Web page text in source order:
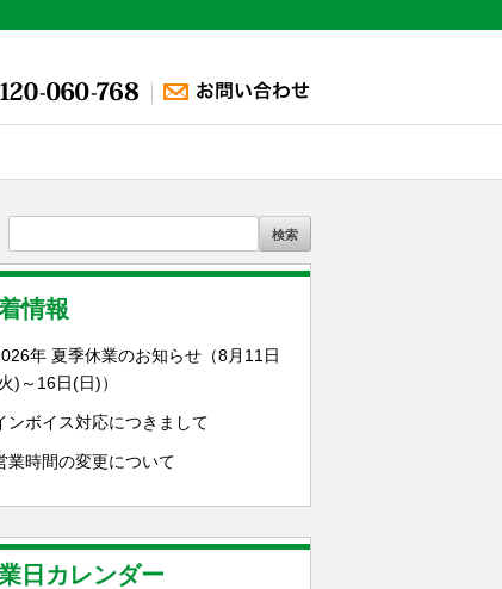
情報
年 夏季休業のお知らせ（8月11日
)～16日(日)）
ンボイス対応につきまして
業時間の変更について
日カレンダー